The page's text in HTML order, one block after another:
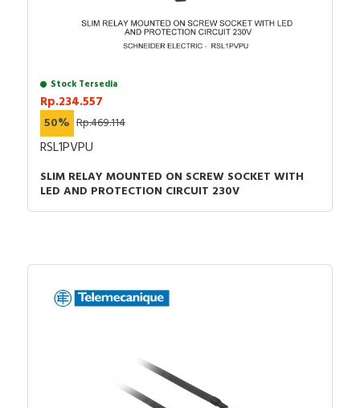
Stock Tersedia
Rp.234.557
50% Rp.469.114
RSL1PVPU
SLIM RELAY MOUNTED ON SCREW SOCKET WITH
LED AND PROTECTION CIRCUIT 230V